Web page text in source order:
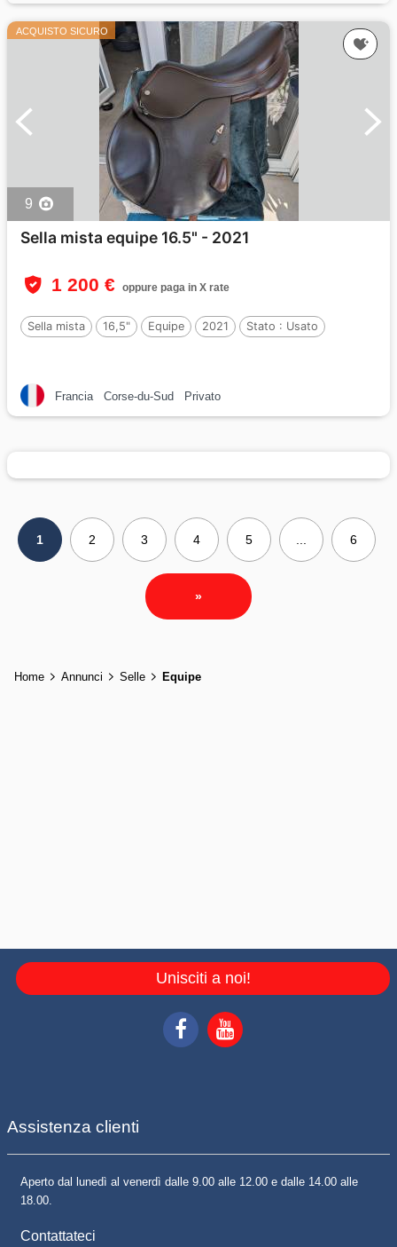
ACQUISTO SICURO
9
Sella mista equipe 16.5" - 2021
1 200 € oppure paga in X rate
Sella mista 16,5" Equipe 2021 Stato : Usato
Francia Corse-du-Sud Privato
1 2 3 4 5 6
»
Home Annunci Selle Equipe
Unisciti a noi!
Assistenza clienti
Aperto dal lunedì al venerdì dalle 9.00 alle 12.00 e dalle 14.00 alle
18.00.
Contattateci